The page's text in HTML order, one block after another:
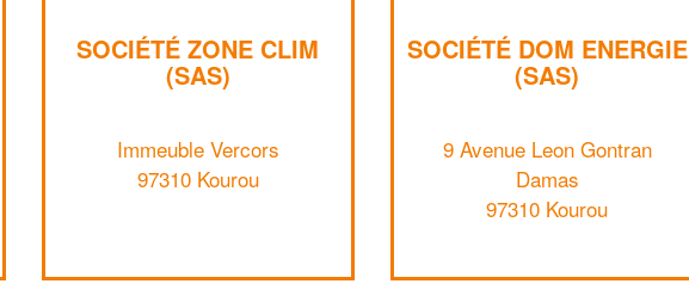
SOCIÉTÉ ZONE CLIM
(SAS)
Immeuble Vercors
97310 Kourou
SOCIÉTÉ DOM ENERGIE
(SAS)
9 Avenue Leon Gontran
Damas
97310 Kourou